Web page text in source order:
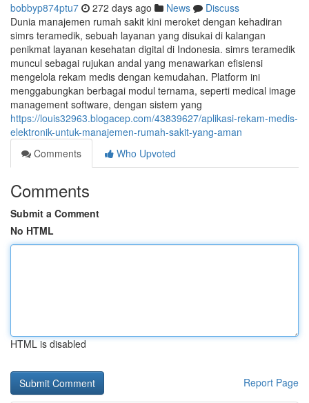
bobbyp874ptu7 272 days ago News
Discuss
Dunia manajemen rumah sakit kini meroket dengan kehadiran
simrs teramedik, sebuah layanan yang disukai di kalangan
penikmat layanan kesehatan digital di Indonesia. simrs teramedik
muncul sebagai rujukan andal yang menawarkan efisiensi
mengelola rekam medis dengan kemudahan. Platform ini
menggabungkan berbagai modul ternama, seperti medical image
management software, dengan sistem yang
https://louis32963.blogacep.com/43839627/aplikasi-rekam-medis-
elektronik-untuk-manajemen-rumah-sakit-yang-aman
Comments
Who Upvoted
Comments
Submit a Comment
No HTML
HTML is disabled
Report Page